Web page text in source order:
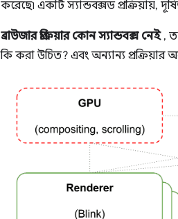
করেছে৷ একটি স্যান্ডবক্সড
ব্রাউজার প্রক্রিয়ার কোন স্যান্ডবক্স নেই,
কি করা উচিত? এবং অন্যান্য প্রক্রিয়ার